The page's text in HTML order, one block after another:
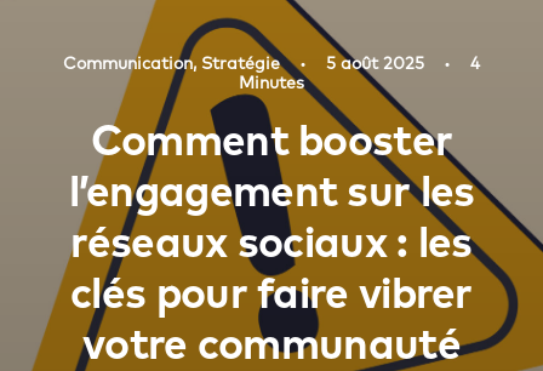
Communication, Stratégie • 5 août 2025 •
4
Minutes
Comment booster
l’engagement sur les
réseaux sociaux : les
clés pour faire vibrer
votre communauté